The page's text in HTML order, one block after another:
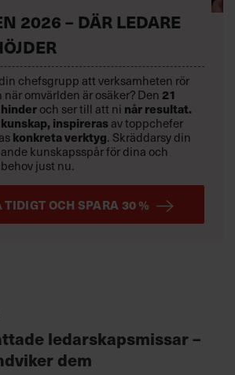
ledarskapsmissar –
dem
2026 – DÄR LEDARE
chefsgrupp att verksamheten rör
när omvärlden är osäker? Den 21
och ser till att ni når resultat.
inspirerasav toppchefer
konkreta verktyg. Skräddarsy din
kunskapsspår för dina och
just nu.
TIDIGT OCH SPARA 30 %